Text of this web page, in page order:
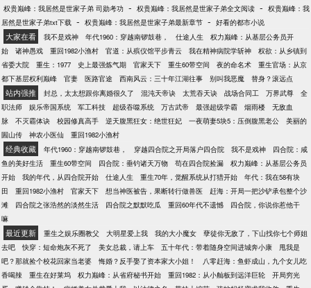
权贵巅峰：我居然是世家子弟 司勋考功 - 权贵巅峰：我居然是世家子弟全文阅读 - 权贵巅峰：我
居然是世家子弟txt下载 - 权贵巅峰：我居然是世家子弟最新章节 - 好看的都市小说
大家在看 我不是戏神 年代1960：穿越南锣鼓巷， 仕途人生
权力巅峰：从基层公务员开
始
诸神愚戏 重回1982小渔村 官道：从殡仪馆平步青云 我在精神病院学斩神
权欲：从乡镇到
省委大院
重生：1977 史上最强炼气期 官家天下 重生60带空间 夜的命名术
重生官场：从京
都下基层权利巅峰
官妻 医路官途 西南风云：三十年江湖往事 别叫我恶魔 替身？滚远点
站内强推 封总，太太想跟你离婚很久了 混沌天帝诀 太荒吞天诀 战场合同工 万界武尊
全
职法师
娱乐帝国系统 军工科技 超级吞噬系统 万古武帝 最强超级学霸 烟雨楼
无敌血
脉
不灭霸体诀 校园修真高手 逆天腹黑狂女：绝世狂妃 一夜萌妻5块5：压倒腹黑老公
美丽的
圌山传
神农小医仙 重回1982小渔村
经典收藏 年代1960：穿越南锣鼓巷， 穿越四合院之开局落户四合院 我不是戏神
四合院：咸
鱼的美好生活
重生60带空间 四合院：垂钓诸天万物 苟在四合院捡漏
权力巅峰：从基层公务员
开始
我的年代，从四合院开始 仕途人生 重生70年，觉醒系统从打猎开始
年代：我在58有块
田
重回1982小渔村 官家天下 想当神医被告，果断转行做兽医
赶海：开局一把沙铲承包整个沙
滩
四合院之张浩然的淡然生活 四合院之默默吃瓜 重回60年代不遗憾
四合院，你说你惹他干
嘛
最近更新 重生之娱乐圈教父 大明星爱上我 我的大小魔女
孽徒你无敌了，下山找你七个师姐
去吧
快穿：短命炮灰不死了 美女总裁，请上车 五十年代：带着随身空间进城奔小康
甩我是
吧？那就捡个校花回家当老婆
悔婚？反手娶了资本家大小姐！
八零赶海：鱼虾成山，九个女儿吃
香喝辣
重生在好莱坞 权力巅峰：从省府秘书开始 重回1982：从小舢板到远洋巨轮
开局穷光